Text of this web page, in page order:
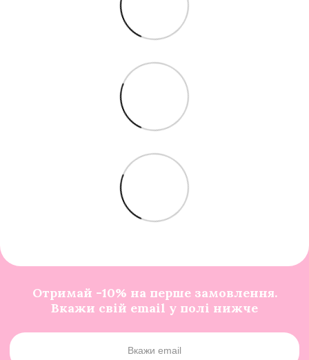
Отримай -10% на перше замовлення.
Вкажи свій email у полі нижче